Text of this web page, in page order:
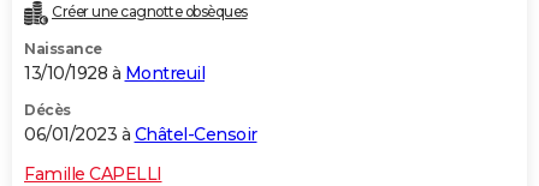
Créer une cagnotte obsèques
Naissance
13/10/1928 à Montreuil
Décès
06/01/2023 à Châtel-Censoir
Famille CAPELLI